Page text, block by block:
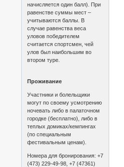
начисляется один балл). При
равенстве суммы мест –
учитываются баллы. В
случае равенства веса
уловов победителем
считается спортсмен, чей
улов был наибольшим во
втором туре.
Проживание
Участники и болельщики
могут по своему усмотрению
ночевать либо в палаточном
городке (бесплатно), либо в
теплых домиках/кемпингах
(по специальным
фестивальным ценам).
Номера для бронирования: +7
(473) 229-49-98, +7 (47361)